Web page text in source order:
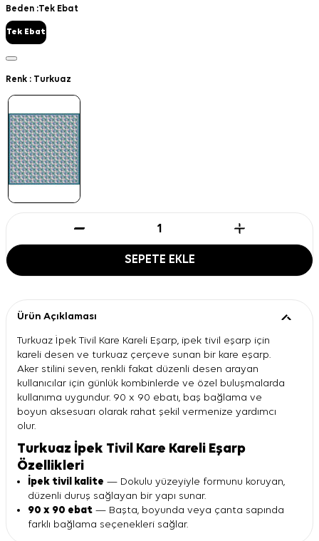
Beden :Tek Ebat
Tek Ebat
Renk : Turkuaz
SEPETE EKLE
Ürün Açıklaması
Turkuaz İpek Tivil Kare Kareli Eşarp, ipek tivil eşarp için
kareli desen ve turkuaz çerçeve sunan bir kare eşarp.
Aker stilini seven, renkli fakat düzenli desen arayan
kullanıcılar için günlük kombinlerde ve özel buluşmalarda
kullanıma uygundur. 90 x 90 ebatı, baş bağlama ve
boyun aksesuarı olarak rahat şekil vermenize yardımcı
olur.
Turkuaz İpek Tivil Kare Kareli Eşarp
Özellikleri
İpek tivil kalite — Dokulu yüzeyiyle formunu koruyan,
düzenli duruş sağlayan bir yapı sunar.
90 x 90 ebat — Başta, boyunda veya çanta sapında
farklı bağlama seçenekleri sağlar.